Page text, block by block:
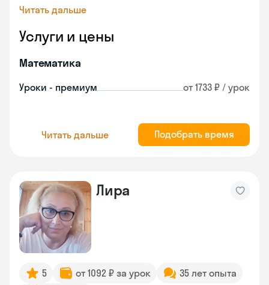
Читать дальше
Услуги и цены
Математика
Уроки - премиум от 1733 ₽ / урок
Читать дальше Подобрать время
Лира
5 от 1092 ₽ за урок
35 лет опыта